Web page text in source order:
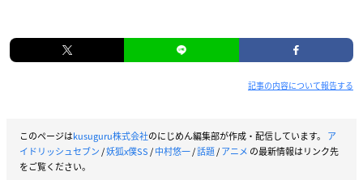
記事の内容について報告する
このページはkusuguru株式会社のにじめん編集部が作成・配信しています。 ア
イドリッシュセブン/妖狐x僕SS/中村悠一/話題/アニメ の最新情報はリンク先
をご覧ください。